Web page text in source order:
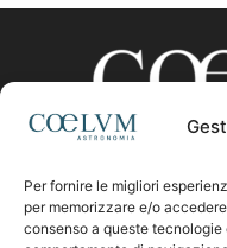
Per fornire le migliori
per memorizzare e/o
consenso a queste